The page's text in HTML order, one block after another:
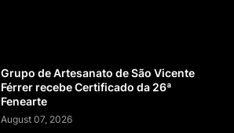
Grupo de Artesanato de São Vicente
Férrer recebe Certificado da 26ª
Fenearte
August 07, 2026